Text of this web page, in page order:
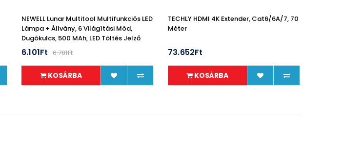
NEWELL Lunar Multitool Multifunkciós LED
Lámpa + Állvány, 6 Világítási Mód,
Dugókulcs, 500 MAh, LED Töltés Jelző
6.101Ft 6.781Ft
KOSÁRBA
TECHLY HDMI 4K Extender, Cat6/6A/7, 70
Méter
73.652Ft
KOSÁRBA